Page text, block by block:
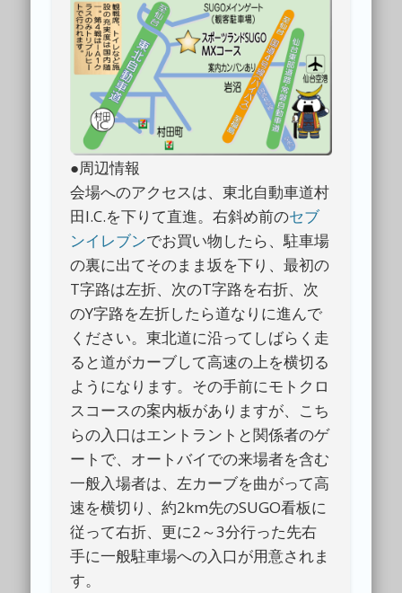
●周辺情報
会場へのアクセスは、東北自動車道村
田I.C.を下りて直進。右斜め前のセブ
ンイレブンでお買い物したら、駐車場
の裏に出てそのまま坂を下り、最初の
T字路は左折、次のT字路を右折、次
のY字路を左折したら道なりに進んで
ください。東北道に沿ってしばらく走
ると道がカーブして高速の上を横切る
ようになります。その手前にモトクロ
スコースの案内板がありますが、こち
らの入口はエントラントと関係者のゲ
ートで、オートバイでの来場者を含む
一般入場者は、左カーブを曲がって高
速を横切り、約2km先のSUGO看板に
従って右折、更に2～3分行った先右
手に一般駐車場への入口が用意されま
す。